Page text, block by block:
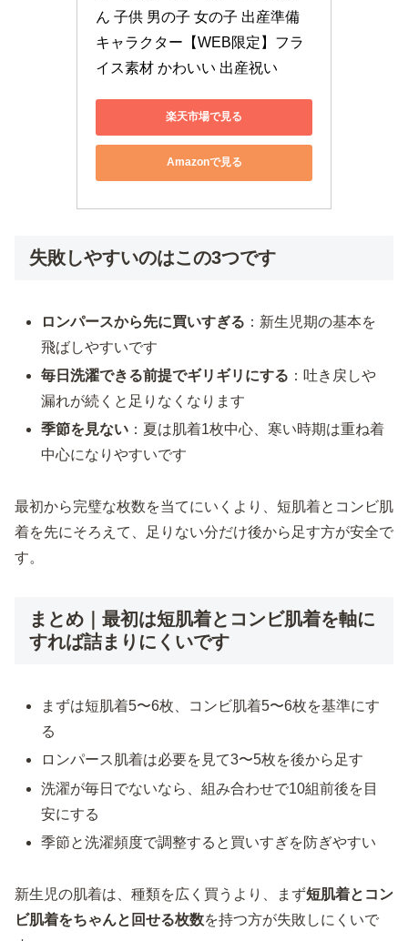
ん 子供 男の子 女の子 出産準備
キャラクター【WEB限定】フラ
イス素材 かわいい 出産祝い
楽天市場で見る
Amazonで見る
失敗しやすいのはこの3つです
ロンパースから先に買いすぎる ：新生児期の基本を
飛ばしやすいです
毎日洗濯できる前提でギリギリにする ：吐き戻しや
漏れが続くと足りなくなります
季節を見ない ：夏は肌着1枚中心、寒い時期は重ね着
中心になりやすいです
最初から完璧な枚数を当てにいくより、短肌着とコンビ肌
着を先にそろえて、足りない分だけ後から足す方が安全で
す。
まとめ｜最初は短肌着とコンビ肌着を軸に
すれば詰まりにくいです
まずは短肌着5〜6枚、コンビ肌着5〜6枚を基準にす
る
ロンパース肌着は必要を見て3〜5枚を後から足す
洗濯が毎日でないなら、組み合わせで10組前後を目
安にする
季節と洗濯頻度で調整すると買いすぎを防ぎやすい
新生児の肌着は、種類を広く買うより、まず短肌着とコン
ビ肌着をちゃんと回せる枚数を持つ方が失敗しにくいで